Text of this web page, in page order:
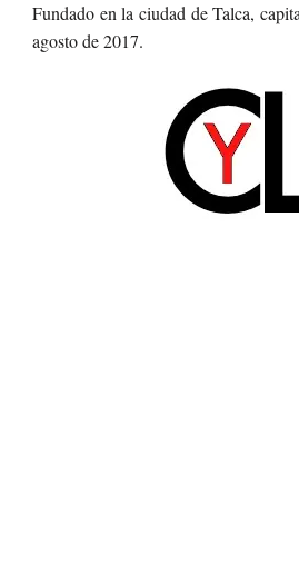
Fundado en la ciudad de Talca,
agosto de 2017.